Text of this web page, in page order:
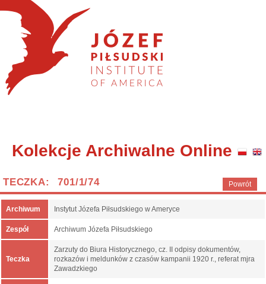
Kolekcje Archiwalne Online
Powrót
TECZKA: 701/1/74
Archiwum Instytut Józefa Piłsudskiego w Ameryce
Zespół Archiwum Józefa Piłsudskiego
Teczka
Zarzuty do Biura Historycznego, cz. II odpisy dokumentów,
rozkazów i meldunków z czasów kampanii 1920 r., referat mjra
Zawadzkiego